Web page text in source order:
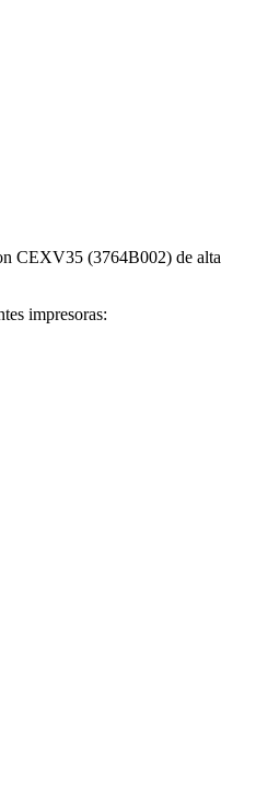
CEXV35 (3764B002) de alta
impresoras: